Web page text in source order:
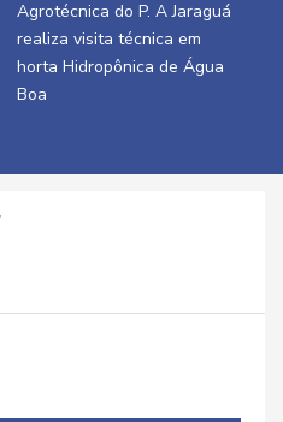
Agrotécnica do P. A Jaraguá
realiza visita técnica em
horta Hidropônica de Água
Boa